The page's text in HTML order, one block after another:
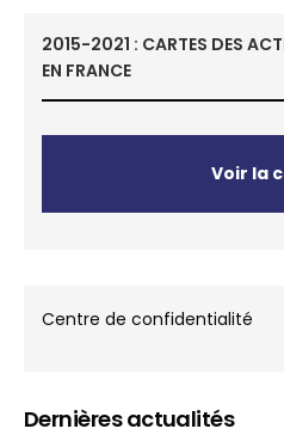
2015-2021 : CARTES DES
EN FRANCE
Voir la
Centre de confidentialité
Dernières actualités